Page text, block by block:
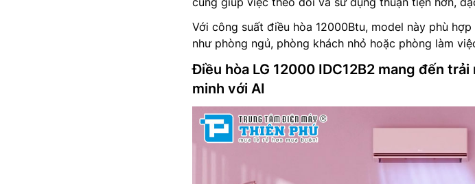
Với công suất điều hòa 12000Btu, model này phù
như phòng ngủ, phòng khách nhỏ hoặc phòng làm
Điều hòa LG 12000 IDC12B2 mang đến
minh với AI